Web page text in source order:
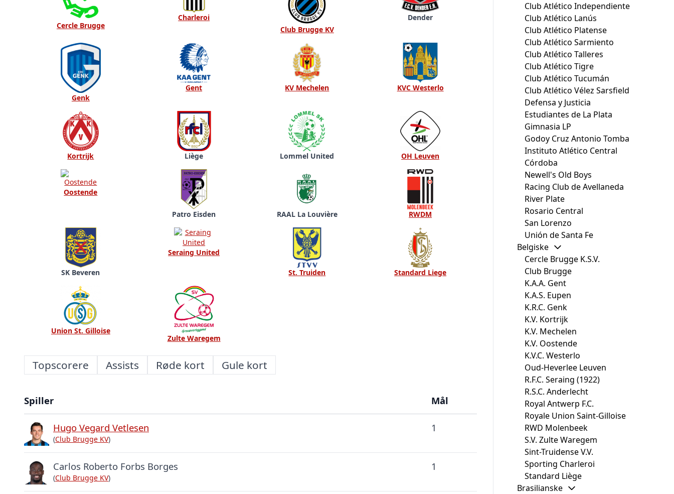
Cercle Brugge
Charleroi
Club Brugge KV
Dender
Genk
Gent KV Mechelen KVC Westerlo
Kortrijk Liège Lommel United OH Leuven
Oostende
Patro Eisden RAAL La Louvière RWDM
SK Beveren
Seraing United
St. Truiden Standard Liege
Union St. Gilloise
Zulte Waregem
Topscorere Assists Røde kort Gule kort
Spiller Mål
Hugo Vegard Vetlesen
(Club Brugge KV)
1
Carlos Roberto Forbs Borges
(Club Brugge KV)
1
Club Atlético Independiente
Club Atlético Lanús
Club Atlético Platense
Club Atlético Sarmiento
Club Atlético Talleres
Club Atlético Tigre
Club Atlético Tucumán
Club Atlético Vélez Sarsfield
Defensa y Justicia
Estudiantes de La Plata
Gimnasia LP
Godoy Cruz Antonio Tomba
Instituto Atlético Central
Córdoba
Newell's Old Boys
Racing Club de Avellaneda
River Plate
Rosario Central
San Lorenzo
Unión de Santa Fe
Belgiske
Cercle Brugge K.S.V.
Club Brugge
K.A.A. Gent
K.A.S. Eupen
K.R.C. Genk
K.V. Kortrijk
K.V. Mechelen
K.V. Oostende
K.V.C. Westerlo
Oud-Heverlee Leuven
R.F.C. Seraing (1922)
R.S.C. Anderlecht
Royal Antwerp F.C.
Royale Union Saint-Gilloise
RWD Molenbeek
S.V. Zulte Waregem
Sint-Truidense V.V.
Sporting Charleroi
Standard Liège
Brasilianske